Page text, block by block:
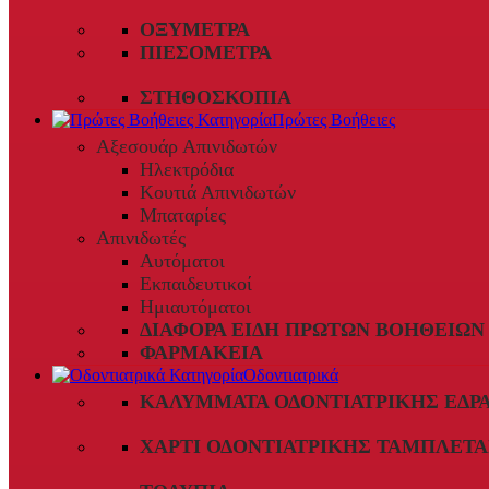
ΟΞΎΜΕΤΡΑ
ΠΙΕΣΌΜΕΤΡΑ
ΣΤΗΘΟΣΚΌΠΙΑ
Πρώτες Βοήθειες
Αξεσουάρ Απινιδωτών
Ηλεκτρόδια
Κουτιά Απινιδωτών
Μπαταρίες
Απινιδωτές
Αυτόματοι
Εκπαιδευτικοί
Ημιαυτόματοι
ΔΙΆΦΟΡΑ ΕΊΔΗ ΠΡΏΤΩΝ ΒΟΗΘΕΙΏΝ
ΦΑΡΜΑΚΕΊΑ
Οδοντιατρικά
ΚΑΛΎΜΜΑΤΑ ΟΔΟΝΤΙΑΤΡΙΚΉΣ
ΧΑΡΤΊ ΟΔΟΝΤΙΑΤΡΙΚΉΣ